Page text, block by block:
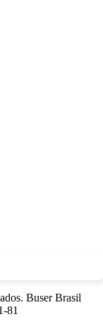
Buser Brasil
81